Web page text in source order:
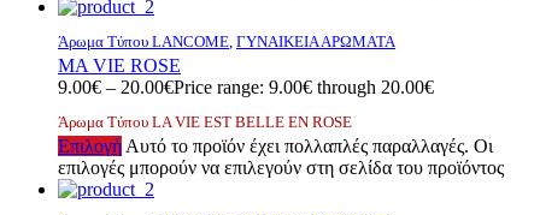
Άρωμα Τύπου LANCOME ΓΥΝΑΙΚΕΙΑ ΑΡΩΜΑΤΑ
MA VIE ROSE
9.00€ – 20.00€Price range: 9.00€ through 20.00€
Άρωμα Τύπου LA VIE EST BELLE EN ROSE
Επιλογή Αυτό το προϊόν έχει πολλαπλές παραλλαγές. Οι
επιλογές μπορούν να επιλεγούν στη σελίδα του προϊόντος